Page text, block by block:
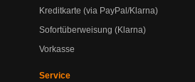
Kreditkarte (via PayPal/Klarna)
Sofortüberweisung (Klarna)
Vorkasse
Service